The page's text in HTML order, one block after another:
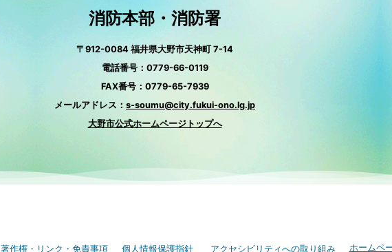
消防本部・消防署
〒912-0084 福井県大野市天神町 7-14
電話番号：0779-66-0119
FAX番号：0779-65-7939
メールアドレス： s-soumu@city.fukui-ono.lg.jp
大野市公式ホームページトップへ
著作権・リンク・免責事項 個人情報保護指針 アクセシビリティへの取り組み ホームペ